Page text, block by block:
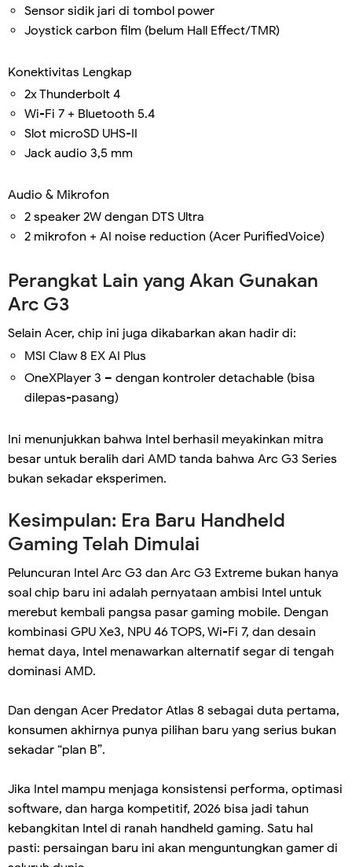
Sensor sidik jari di tombol power
Joystick carbon film (belum Hall Effect/TMR)
Konektivitas Lengkap
2x Thunderbolt 4
Wi-Fi 7 + Bluetooth 5.4
Slot microSD UHS-II
Jack audio 3,5 mm
Audio & Mikrofon
2 speaker 2W dengan DTS Ultra
2 mikrofon + AI noise reduction (Acer PurifiedVoice)
Perangkat Lain yang Akan Gunakan
Arc G3
Selain Acer, chip ini juga dikabarkan akan hadir di:
MSI Claw 8 EX AI Plus
OneXPlayer 3 – dengan kontroler detachable (bisa
dilepas-pasang)
Ini menunjukkan bahwa Intel berhasil meyakinkan mitra
besar untuk beralih dari AMD tanda bahwa Arc G3 Series
bukan sekadar eksperimen.
Kesimpulan: Era Baru Handheld
Gaming Telah Dimulai
Peluncuran Intel Arc G3 dan Arc G3 Extreme bukan hanya
soal chip baru ini adalah pernyataan ambisi Intel untuk
merebut kembali pangsa pasar gaming mobile. Dengan
kombinasi GPU Xe3, NPU 46 TOPS, Wi-Fi 7, dan desain
hemat daya, Intel menawarkan alternatif segar di tengah
dominasi AMD.
Dan dengan Acer Predator Atlas 8 sebagai duta pertama,
konsumen akhirnya punya pilihan baru yang serius bukan
sekadar “plan B”.
Jika Intel mampu menjaga konsistensi performa, optimasi
software, dan harga kompetitif, 2026 bisa jadi tahun
kebangkitan Intel di ranah handheld gaming. Satu hal
pasti: persaingan baru ini akan menguntungkan gamer di